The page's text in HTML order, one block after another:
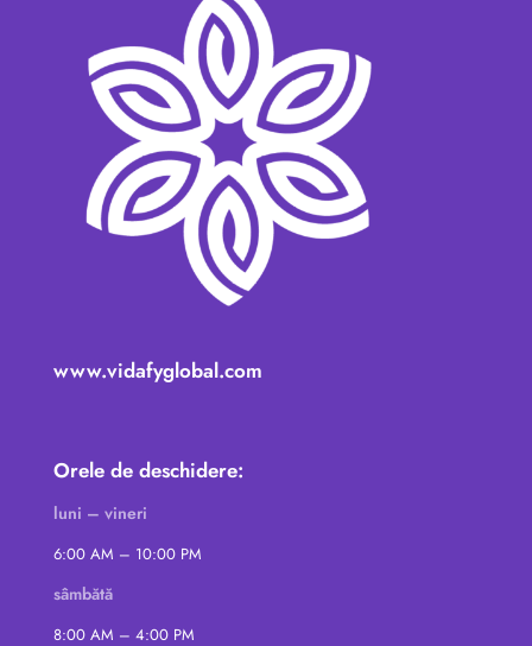
www.vidafyglobal.com
Orele de deschidere:
luni – vineri
6:00 AM – 10:00 PM
sâmbătă
8:00 AM – 4:00 PM